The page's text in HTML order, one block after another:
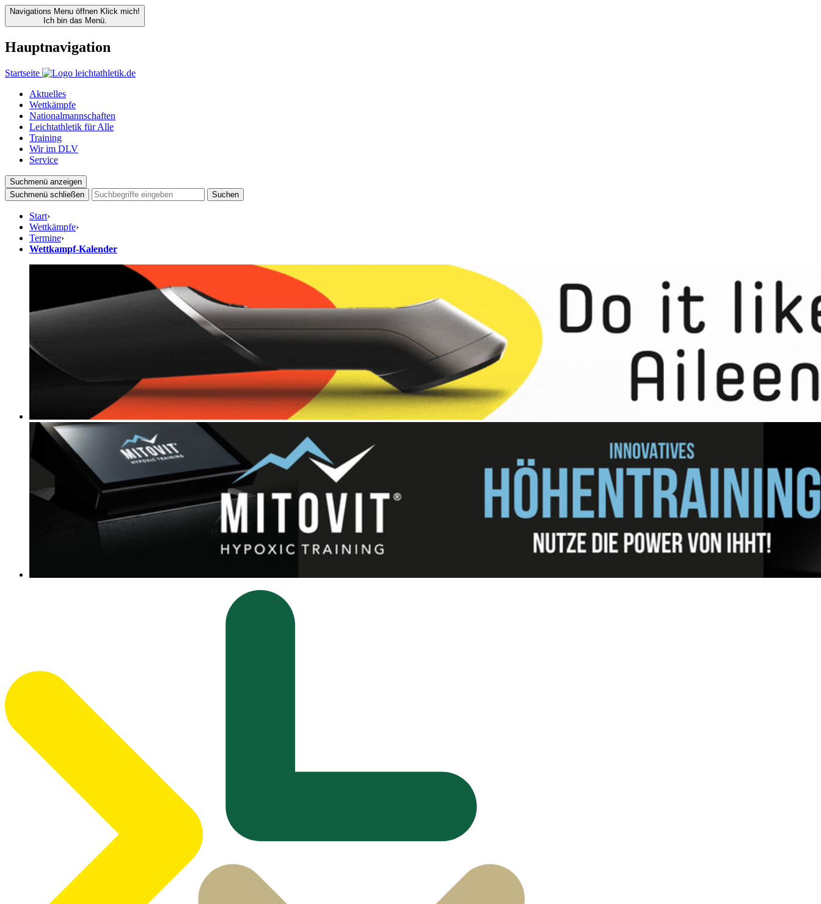
Navigations Menu öffnen Klick mich!
Ich bin das Menü.
Hauptnavigation
Startseite
Aktuelles
Wettkämpfe
Nationalmannschaften
Leichtathletik für Alle
Training
Wir im DLV
Service
Suchmenü anzeigen
Suchmenü schließen
Suchen
Start›
Wettkämpfe›
Termine›
Wettkampf-Kalender